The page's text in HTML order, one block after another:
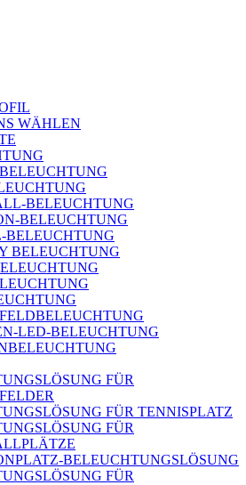
WÄHLEN
BELEUCHTUNG
BELEUCHTUNG
BELEUCHTUNG
BELEUCHTUNG
LED-BELEUCHTUNG
FÜR
FÜR TENNISPLATZ
FÜR
BELEUCHTUNGSLÖSUNG
FÜR